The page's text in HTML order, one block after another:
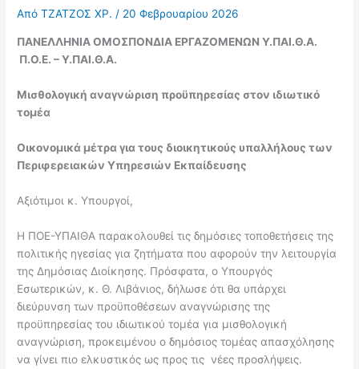
ΑπόΤΖΑΤΖΟΣ ΧΡ./ 20 Φεβρουαρίου 2026
ΠΑΝΕΛΛΗΝΙΑ ΟΜΟΣΠΟΝΔΙΑ ΕΡΓΑΖΟΜΕΝΩΝ Υ.ΠΑΙ.Θ.Α.
Π.Ο.Ε. – Υ.ΠΑΙ.Θ.Α.
Μισθολογική αναγνώριση προϋπηρεσίας στον ιδιωτικό
τομέα
Οικονομικά μέτρα για τους διοικητικούς υπαλλήλους των
Περιφερειακών Υπηρεσιών Εκπαίδευσης
Αξιότιμοι κ. Υπουργοί,
Η ΠΟΕ-ΥΠΑΙΘΑ παρακολουθεί τις δημόσιες τοποθετήσεις της
πολιτικής ηγεσίας για ζητήματα που αφορούν την λειτουργία
της Δημόσιας Διοίκησης. Πρόσφατα, ο Υπουργός
Εσωτερικών, κ. Θ. Λιβάνιος, δήλωσε ότι θα υπάρχει
διεύρυνση των προϋποθέσεων αναγνώρισης της
προϋπηρεσίας του ιδιωτικού τομέα για μισθολογική
αναγνώριση, προκειμένου ο δημόσιος τομέας απασχόλησης
να γίνει πιο ελκυστικός ως προς τις νέες προσλήψεις.